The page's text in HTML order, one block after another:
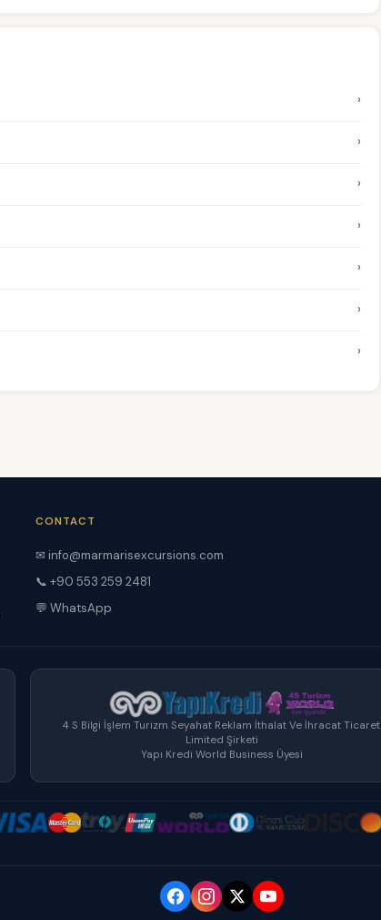
›
›
›
›
›
›
›
CONTACT
✉ info@marmarisexcursions.com
📞 +90 553 259 2481
💬 WhatsApp
4 S Bilgi İşlem Turizm Seyahat Reklam İthalat Ve İhracat Ticaret
Limited Şirketi
Yapı Kredi World Business Üyesi